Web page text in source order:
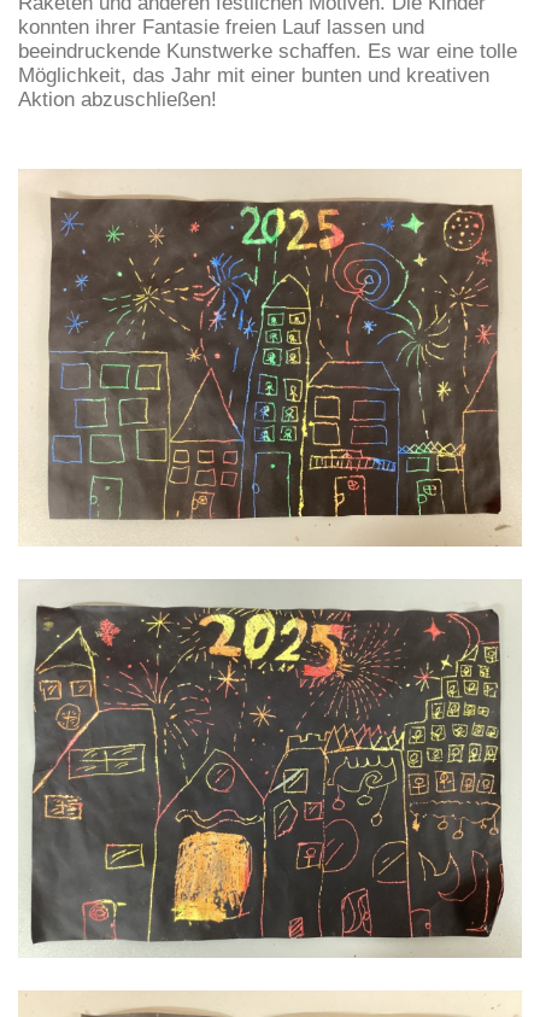
konnten ihrer Fantasie freien Lauf lassen und
beeindruckende Kunstwerke schaffen. Es war eine tolle
Möglichkeit, das Jahr mit einer bunten und kreativen
Aktion abzuschließen!